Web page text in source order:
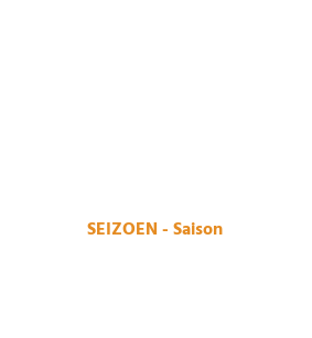
SEIZOEN - Saison